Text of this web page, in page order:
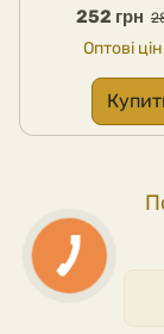
252 грн
Оптові